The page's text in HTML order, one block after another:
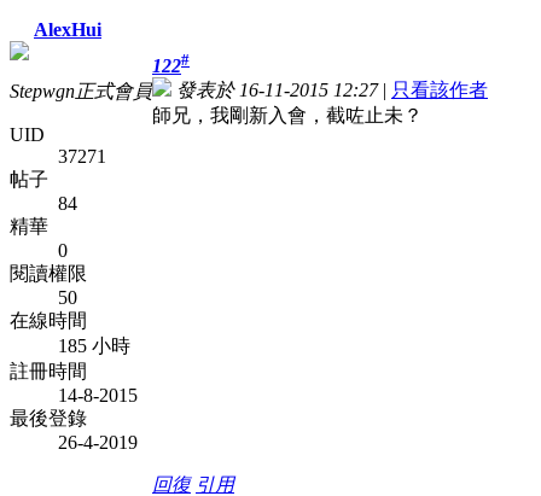
AlexHui
Stepwgn正式會員
UID
37271
帖子
84
精華
0
閱讀權限
50
在線時間
185 小時
註冊時間
14-8-2015
最後登錄
26-4-2019
122#
發表於 16-11-2015 12:27| 只看該作者
師兄，我剛新入會，截咗止未？
回復 引用